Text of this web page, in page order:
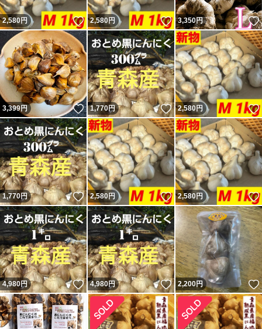
2,580円 いいね！
2,580円 いいね！
3,350円
3,399円 いいね！
1,770円 いいね！
2,580円
1,770円 いいね！
2,580円 いいね！
2,580円
4,980円 いいね！
4,980円 いいね！
2,200円